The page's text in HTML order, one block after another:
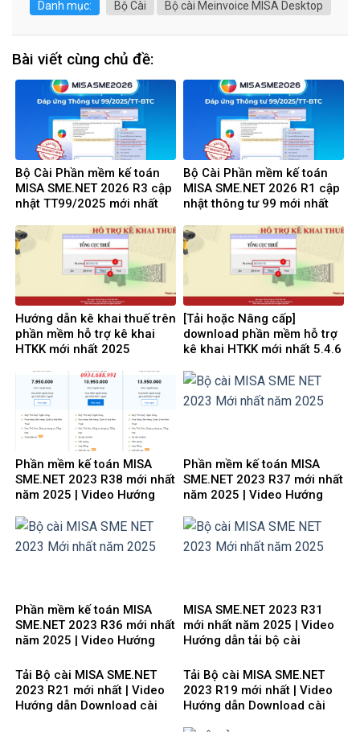
Danh mục: Bộ Cài Bộ cài Meinvoice MISA Desktop
Bài viết cùng chủ đề:
Bộ Cài Phần mềm kế toán
MISA SME.NET 2026 R3 cập
nhật TT99/2025 mới nhất
dẫn tải Download cài đặt
Bộ Cài Phần mềm kế toán
MISA SME.NET 2026 R1 cập
nhật thông tư 99 mới nhất
dẫn tải Download cài đặt
Hướng dẫn kê khai thuế trên
phần mềm hỗ trợ kê khai
HTKK mới nhất 2025
[Tải hoặc Nâng cấp]
download phần mềm hỗ trợ
kê khai HTKK mới nhất 5.4.6
Phần mềm kế toán MISA
SME.NET 2023 R38 mới nhất
năm 2025 | Video Hướng
Phần mềm kế toán MISA
SME.NET 2023 R37 mới nhất
năm 2025 | Video Hướng
Phần mềm kế toán MISA
SME.NET 2023 R36 mới nhất
năm 2025 | Video Hướng
MISA SME.NET 2023 R31
mới nhất năm 2025 | Video
Hướng dẫn tải bộ cài
Tải Bộ cài MISA SME.NET
2023 R21 mới nhất | Video
Hướng dẫn Download cài
Tải Bộ cài MISA SME.NET
2023 R19 mới nhất | Video
Hướng dẫn Download cài